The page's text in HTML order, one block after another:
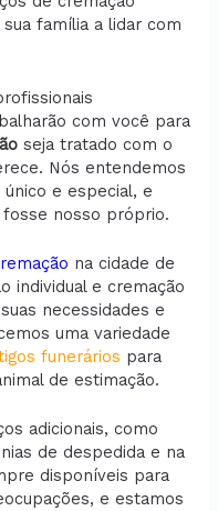
família a lidar com
com você para
seja tratado com o
Nós entendemos
e especial, e
nosso próprio.
na cidade de
individual e cremação
necessidades e
uma variedade
funerários para
de estimação.
adicionais, como
de despedida e na
disponíveis para
e estamos